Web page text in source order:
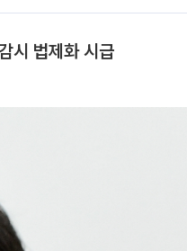
시 법제화 시급